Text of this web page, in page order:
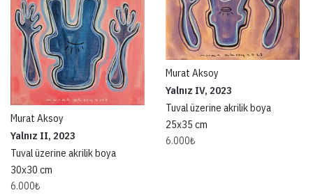
Murat Aksoy
Yalnız II, 2023
Tuval üzerine akrilik boya
30x30 cm
6.000₺
Murat Aksoy
Yalnız IV, 2023
Tuval üzerine akrilik boya
25x35 cm
6.000₺